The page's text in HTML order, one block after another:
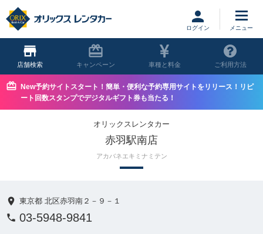
ログイン
店舗 キャンペーン 車種と料金 ご利用方法
New予約サイトスタート！簡単・便利な予約専用サイトをリリース！リピ
ート回数スタンプでデジタルギフト券も当たる！
オリックスレンタカー
赤羽駅南店
アカバネエキミナミテン
東京都 北区赤羽南２－９－１
03-5948-9841